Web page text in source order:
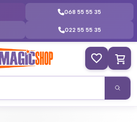
068 55 55 35
022 55 55 35